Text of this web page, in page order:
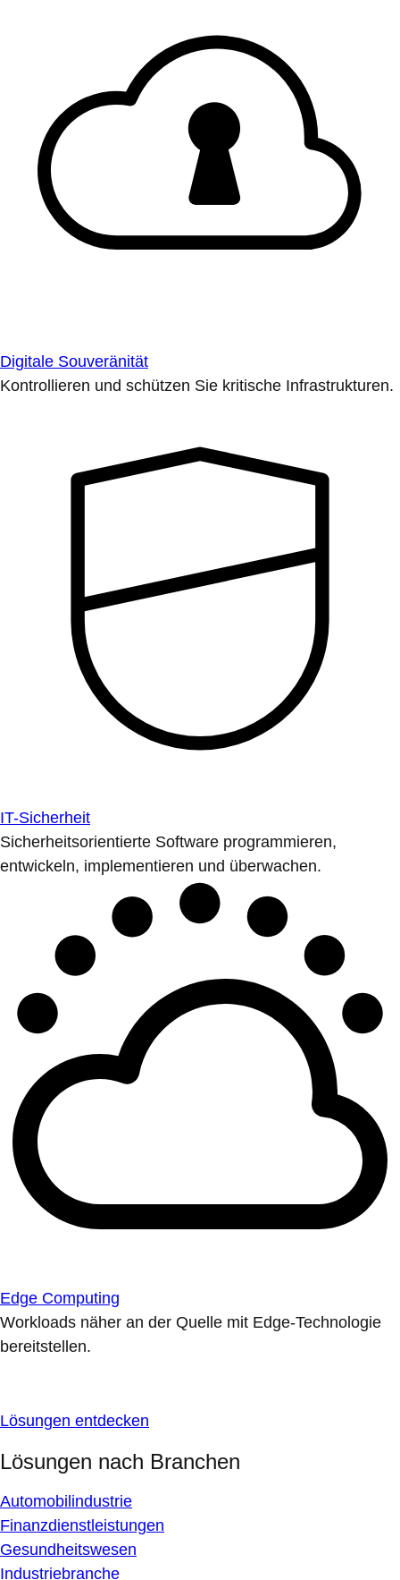
Digitale Souveränität
Kontrollieren und schützen Sie kritische Infrastrukturen.
IT-Sicherheit
Sicherheitsorientierte Software programmieren,
entwickeln, implementieren und überwachen.
Edge Computing
Workloads näher an der Quelle mit Edge-Technologie
bereitstellen.
Lösungen entdecken
Lösungen nach Branchen
Automobilindustrie
Finanzdienstleistungen
Gesundheitswesen
Industriebranche